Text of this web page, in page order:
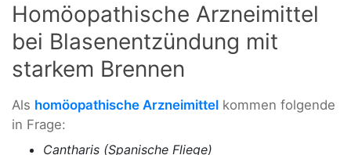
Homöopathische Arzneimittel
bei Blasenentzündung mit
starkem Brennen
Als homöopathische Arzneimittel kommen folgende
in Frage:
Cantharis (Spanische Fliege)